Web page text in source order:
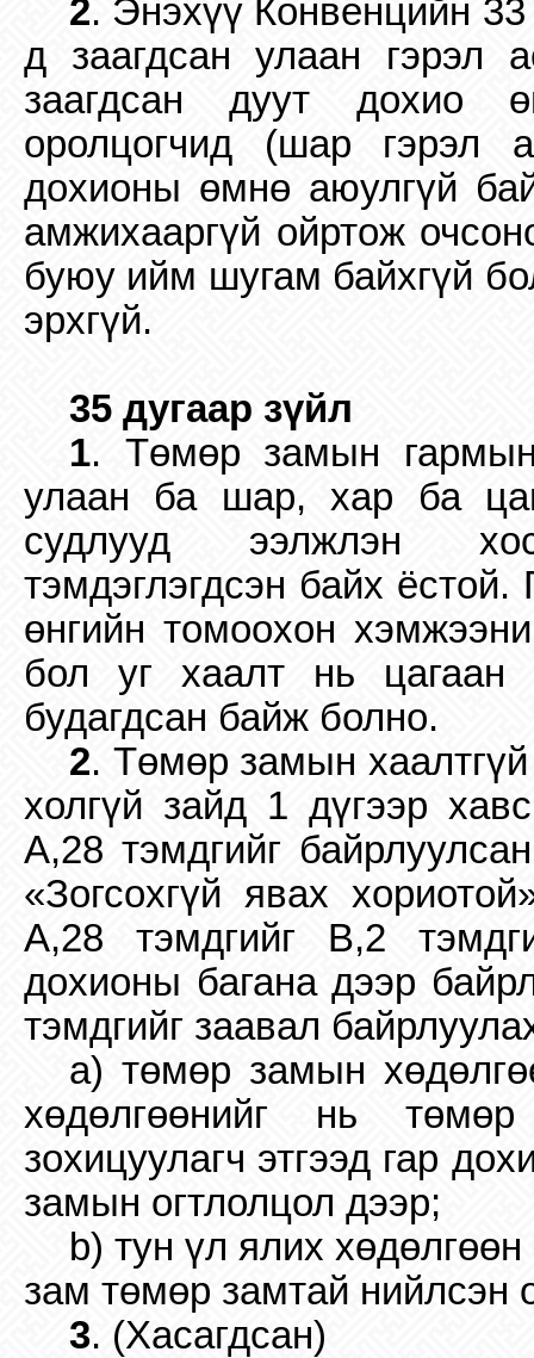
2. Энэхүү Конвенцийн 33
д заагдсан улаан гэрэл
заагдсан дуут дохио
оролцогчид (шар гэрэл
дохионы өмнө аюулгүй
амжихааргүй ойртож
буюу ийм шугам байхгүй
эрхгүй.
35 дугаар зүйл
1. Төмөр замын
улаан ба шар, хар ба
судлууд ээлжлэн
тэмдэглэгдсэн байх
өнгийн томоохон
бол уг хаалт нь цагаан
будагдсан байж болно.
2. Төмөр замын
холгүй зайд 1 дүгээр
A,28 тэмдгийг
«Зогсохгүй явах
A,28 тэмдгийг B,2
дохионы багана дээр
тэмдгийг заавал
a) төмөр замын
хөдөлгөөнийг нь
зохицуулагч этгээд гар
замын огтлолцол дээр;
b) тун үл ялих
зам төмөр замтай нийлсэн
3. (Хасагдсан)